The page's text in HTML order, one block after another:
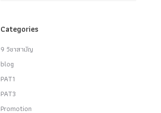
Categories
9 วิชาสามัญ
blog
PAT1
PAT3
Promotion